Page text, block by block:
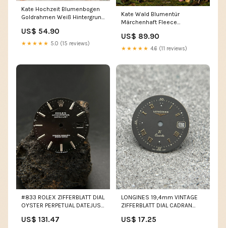
Kate Hochzeit Blumenbogen
Goldrahmen Weiß Hintergrund
MakeBelieve Abend
US$ 54.90
★★★★★ 5.0 (15 reviews)
Kate Wald Blumentür
Märchenhaft Fleece
Patty Roberts Größe (Breite x
Höhe):12x8ft(3.6x2.4m)
US$ 89.90
★★★★★ 4.6 (11 reviews)
#833 ROLEX ZIFFERBLATT DIAL
OYSTER PERPETUAL DATEJUST
imported eBay
US$ 131.47
LONGINES 19,4mm VINTAGE
ZIFFERBLATT DIAL CADRAN
imported eBay
US$ 17.25